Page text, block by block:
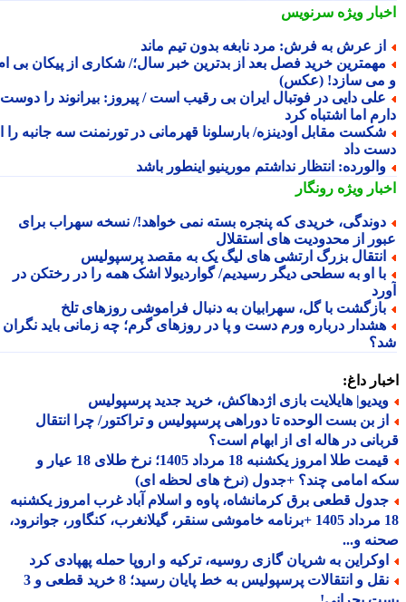
ویژهسرنویس
عرش به فرش: مرد نابغه بدون تیم ماند
خرید فصل بعد از بدترین خبر سال؛/ شکاری از پیکان بی ام
سازد! (عکس)
دایی در فوتبال ایران بی رقیب است / پیروز: بیرانوند را دوست
اما اشتباه کرد
مقابل اودینزه/ بارسلونا قهرمانی در تورنمنت سه جانبه را از
داد
انتظار نداشتم مورینیو اینطور باشد
ویژهرونگار
خریدی که پنجره بسته نمی خواهد!/ نسخه سهراب برای
از محدودیت های استقلال
بزرگ ارتشی های لیگ یک به مقصد پرسپولیس
او به سطحی دیگر رسیدیم/ گواردیولا اشک همه را در رختکن در
با گل، سهرابیان به دنبال فراموشی روزهای تلخ
درباره ورم دست و پا در روزهای گرم؛ چه زمانی باید نگران
داغ:
هایلایت بازی اژدهاکش، خرید جدید پرسپولیس
بن بست الوحده تا دوراهی پرسپولیس و تراکتور/ چرا انتقال
در هاله ای از ابهام است؟
قیمت طلا امروز یکشنبه 18 مرداد 1405؛ نرخ طلای 18 عیار و
امامی چند؟ +جدول (نرخ های لحظه ای)
قطعی برق کرمانشاه، پاوه و اسلام آباد غرب امروز یکشنبه
18 مرداد 1405 +برنامه خاموشی سنقر، گیلانغرب، کنگاور، جوانرود،
و...
به شریان گازی روسیه، ترکیه و اروپا حمله پهپادی کرد
نقل و انتقالات پرسپولیس به خط پایان رسید؛ 8 خرید قطعی و 3